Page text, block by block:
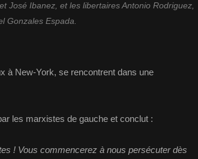
José Ibanez, et les libertaires Antonio Rodriguez,
Gonzales Espada.
à New-York, se rencontrent dans une
les marxistes de gauche et conclut :
! Vous commencerez à nous persécuter dès